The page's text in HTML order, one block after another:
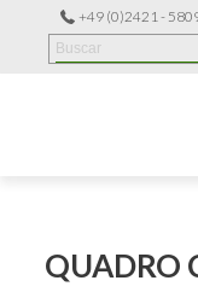
+49 (0)2421 -
QUADRO